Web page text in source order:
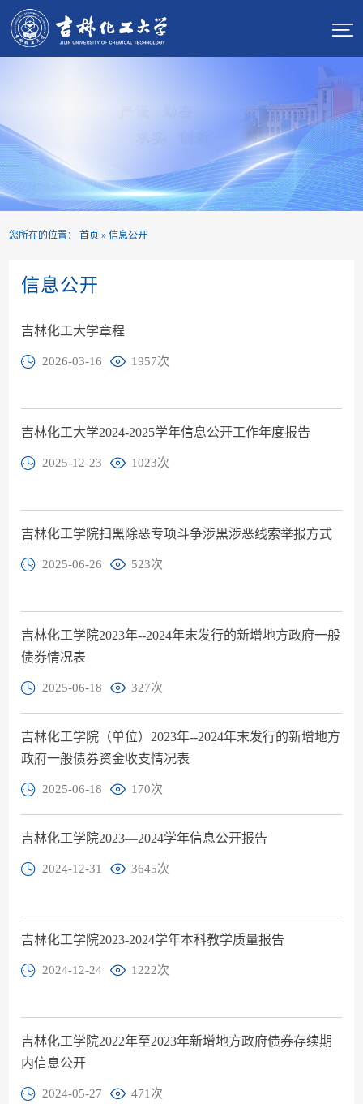

您所在的位置：首页 »信息公开
信息公开
吉林化工大学章程
2026-03-16 1957次
​吉林化工大学2024-2025学年信息公开工作年度报告
2025-12-23 1023次
吉林化工学院扫黑除恶专项斗争涉黑涉恶线索举报方式
2025-06-26 523次
吉林化工学院2023年--2024年末发行的新增地方政府一般
债券情况表
2025-06-18 327次
吉林化工学院（单位）2023年--2024年末发行的新增地方
政府一般债券资金收支情况表
2025-06-18 170次
吉林化工学院2023—2024学年信息公开报告
2024-12-31 3645次
吉林化工学院2023-2024学年本科教学质量报告
2024-12-24 1222次
吉林化工学院2022年至2023年新增地方政府债券存续期
内信息公开
2024-05-27 471 次